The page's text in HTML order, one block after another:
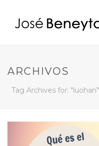
ARCHIVOS
Tag Archives for: "luohan"